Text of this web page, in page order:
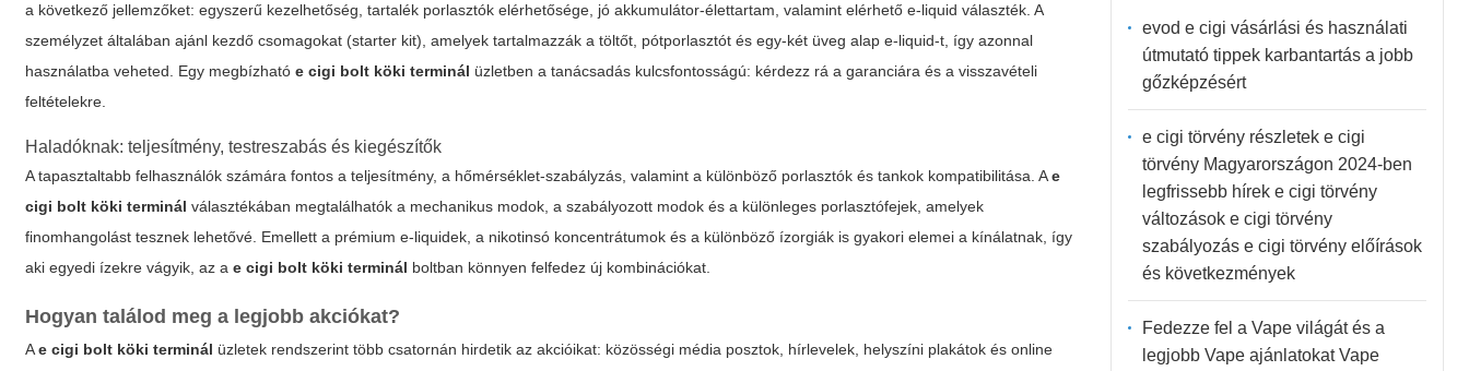
a következő jellemzőket: egyszerű kezelhetőség, tartalék porlasztók elérhetősége, jó akkumulátor-élettartam, valamint elérhető e-liquid választék. A
személyzet általában ajánl kezdő csomagokat (starter kit), amelyek tartalmazzák a töltőt, pótporlasztót és egy-két üveg alap e-liquid-t, így azonnal
használatba veheted. Egy megbízhatóe cigi bolt köki terminál üzletben a tanácsadás kulcsfontosságú: kérdezz rá a garanciára és a visszavételi
feltételekre.
Haladóknak: teljesítmény, testreszabás és kiegészítők
A tapasztaltabb felhasználók számára fontos a teljesítmény, a hőmérséklet-szabályzás, valamint a különböző porlasztók és tankok kompatibilitása. Ae
cigi bolt köki terminál választékában megtalálhatók a mechanikus modok, a szabályozott modok és a különleges porlasztófejek, amelyek
finomhangolást tesznek lehetővé. Emellett a prémium e-liquidek, a nikotinsó koncentrátumok és a különböző ízorgiák is gyakori elemei a kínálatnak, így
aki egyedi ízekre vágyik, az ae cigi bolt köki terminál boltban könnyen felfedez új kombinációkat.
Hogyan találod meg a legjobb akciókat?
Ae cigi bolt köki terminál üzletek rendszerint több csatornán hirdetik az akcióikat: közösségi média posztok, hírlevelek, helyszíni plakátok és online
evod e cigi vásárlási és használati
útmutató tippek karbantartás a jobb
gőzképzésért
e cigi törvény részletek e cigi
törvény Magyarországon 2024-ben
legfrissebb hírek e cigi törvény
változások e cigi törvény
szabályozás e cigi törvény előírások
és következmények
Fedezze fel a Vape világát és a
legjobb Vape ajánlatokat Vape